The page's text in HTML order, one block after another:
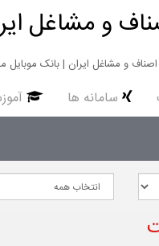
و مشاغل
سامانه ها